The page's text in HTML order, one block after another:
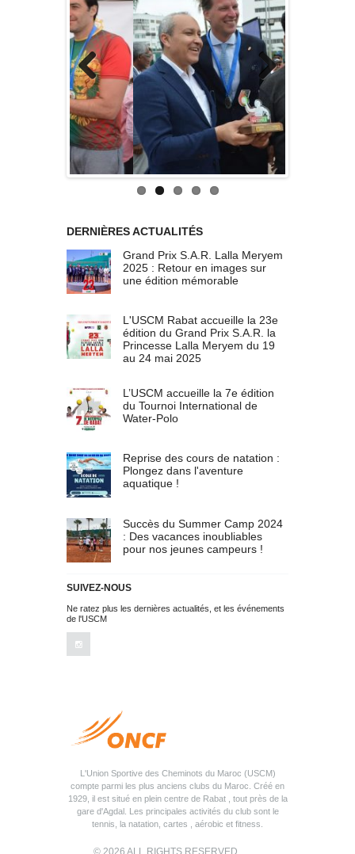
Previo
us
Next
DERNIÈRES ACTUALITÉS
Grand Prix S.A.R. Lalla Meryem
2025 : Retour en images sur
une édition mémorable
L'USCM Rabat accueille la 23e
édition du Grand Prix S.A.R. la
Princesse Lalla Meryem du 19
au 24 mai 2025
L’USCM accueille la 7e édition
du Tournoi International de
Water-Polo
Reprise des cours de natation :
Plongez dans l'aventure
aquatique !
Succès du Summer Camp 2024
: Des vacances inoubliables
pour nos jeunes campeurs !
SUIVEZ-NOUS
Ne ratez plus les dernières actualités, et les événements
de l'USCM
L'Union Sportive des Cheminots du Maroc (USCM)
compte parmi les plus anciens clubs du Maroc. Créé en
1929, il est situé en plein centre de Rabat , tout près de la
gare d'Agdal. Les principales activités du club sont le
tennis, la natation, cartes , aérobic et fitness.
© 2026 ALL RIGHTS RESERVED